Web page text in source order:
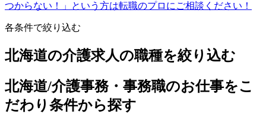
つからない！」という方は転職のプロにご相談ください！
各条件で絞り込む
北海道の介護求人の職種を絞り込む
北海道/介護事務・事務職のお仕事をこ
だわり条件から探す